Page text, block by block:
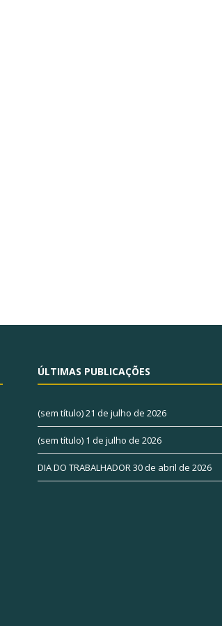
ÚLTIMAS PUBLICAÇÕES
(sem título)21 de julho de 2026
(sem título) 1 de julho de 2026
DIA DO TRABALHADOR30 de abril de 2026